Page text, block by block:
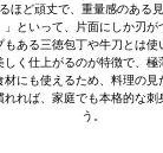
ほど頑丈で、重量感のある
といって、片面にしか刃
ある三徳包丁や牛刀とは使
しく仕上がるのが特徴で、
材にも使えるため、料理の
れれば、家庭でも本格的な
う。